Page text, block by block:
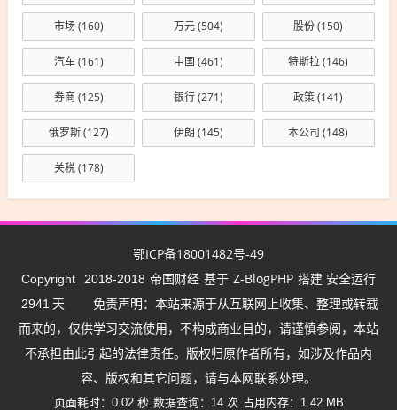
市场(160) 万元(504) 股份(150)
汽车(161) 中国 (461) 特斯拉(146)
券商(125) 银行(271) 政策(141)
俄罗斯(127) 伊朗 (145) 本公司 (148)
关税(178)
鄂ICP备18001482号-49
Copyright 2018-2018 帝国财经 基于 Z-BlogPHP 搭建 安全运行
2941 天
免责声明：本站来源于从互联网上收集、整理或转载
而来的，仅供学习交流使用，不构成商业目的，请谨慎参阅，本站
不承担由此引起的法律责任。版权归原作者所有，如涉及作品内
容、版权和其它问题，请与本网联系处理。
页面耗时：0.02 秒 数据查询：14 次 占用内存：1.42 MB